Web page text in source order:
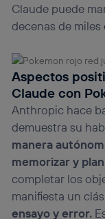
Claude puede
decenas de
Aspectos
Claude con
Anthropic hace
demuestra su
manera
memorizar y
completar los
manifiesta un
ensayo y error.